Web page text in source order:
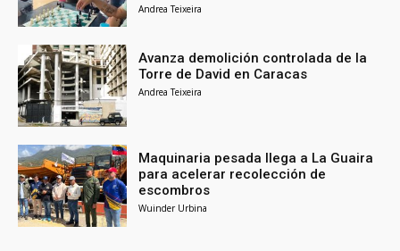
Andrea Teixeira
Avanza demolición controlada de la
Torre de David en Caracas
Andrea Teixeira
Maquinaria pesada llega a La Guaira
para acelerar recolección de
escombros
Wuinder Urbina